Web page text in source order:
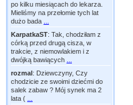
po kilku miesiącach do lekarza.
Mieliśmy na przełomie tych lat
dużo bada
KarpatkaST: Tak, chodziłam z
córką przed drugą cisza, w
trakcie, z niemowlakiem i z
dwójką bawiących
rozmal: Dziewczyny, Czy
chodzicie ze swoimi dziećmi do
salek zabaw ? Mój synek ma 2
lata (